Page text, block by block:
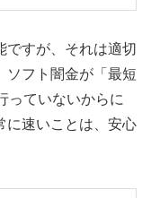
ですが、それは適切
ソフト闇金が「最短
っていないからに
に速いことは、安心